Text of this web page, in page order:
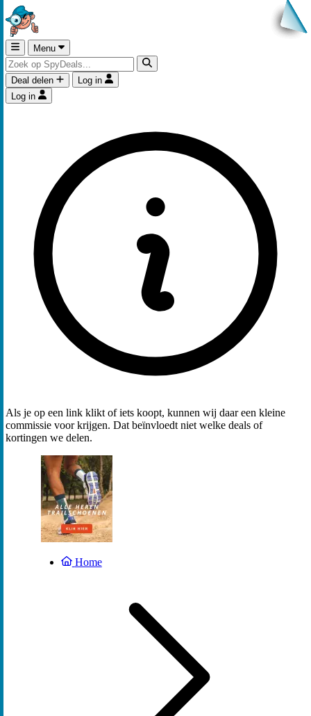
Menu
Deal delen
Log in
Log in
Als je op een link klikt of iets koopt, kunnen wij daar een kleine
commissie voor krijgen. Dat beïnvloedt niet welke deals of
kortingen we delen.
Home